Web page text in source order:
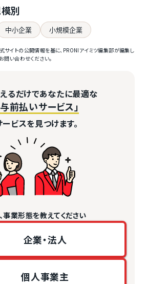
別
中小企業 小規模企業
イトの公開情報を基に、PRONIアイミツ編集部が編集し
問い合わせください。
るだけであなたに最適な
与前払いサービス」
ビスを見つけます。
事業形態を教えてください
企業・法人
個人事業主